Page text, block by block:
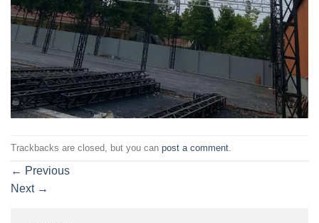
Trackbacks are closed, but you can post a comment
← Previous
Next →